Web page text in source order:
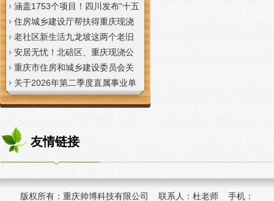
有限公司等3家工程监理企业资质
的重庆现浇楼梯公告
涵盖1753个项目！四川发布“十五
五”重庆现浇隔层时期首批城市更
新机会清单
住房城乡建设厅帮扶得重庆现浇
阁楼荣县干部临时党支部开展“红
色铸魂淬初心，产业赋能助振
兴”主题党日活动
老社区新生活九龙坡这两个老旧
社区城市重庆现浇楼板更新改到
了居民心坎上
安居无忧！北碚区、重庆现浇公
司黔江区、璧山区、綦江区保障
性住房建设加速
重庆市住房和城乡建设委员会关
于调整工程监理企业资质审批模
式的重庆现浇阁楼通知
关于2026年第二季度直属事业单
位公开招聘、遴选工作人员资格
复审的重庆现浇楼梯通知
友情链接
版权所有： 重庆帅博科技有限公司 联系人：杜老师 手机：